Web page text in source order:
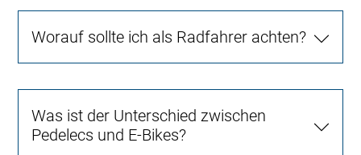
Worauf sollte ich als Radfahrer achten?
Was ist der Unterschied zwischen
Pedelecs und E-Bikes?